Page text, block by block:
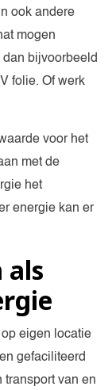
ook andere
mogen
bijvoorbeeld
folie. Of werk
voor het
met de
het
energie kan er
eigen locatie
gefaciliteerd
transport van en